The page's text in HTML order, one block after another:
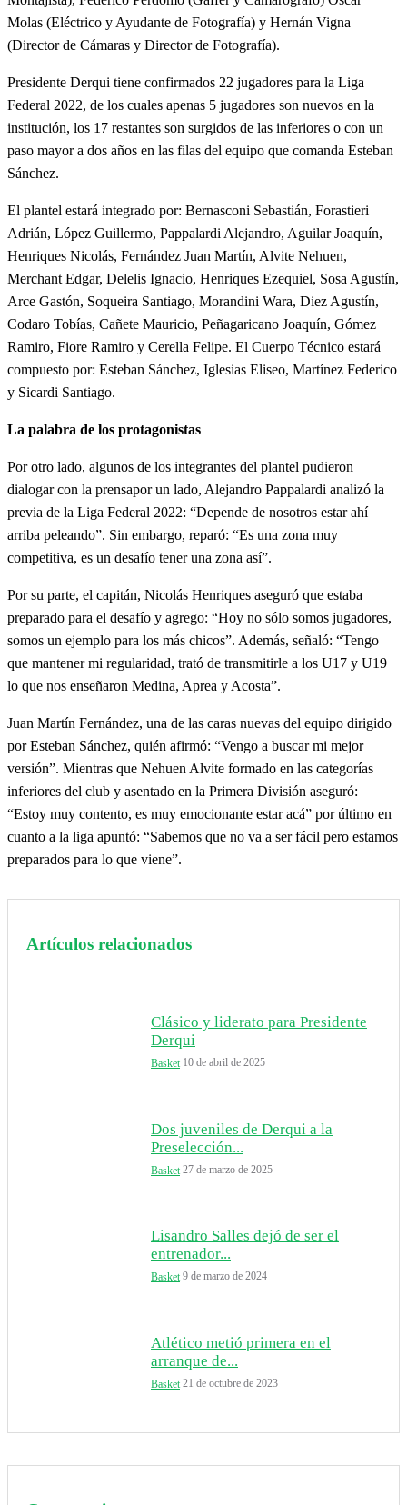
Molas (Eléctrico y Ayudante de Fotografía) y Hernán Vigna
(Director de Cámaras y Director de Fotografía).
Presidente Derqui tiene confirmados 22 jugadores para la Liga
Federal 2022, de los cuales apenas 5 jugadores son nuevos en la
institución, los 17 restantes son surgidos de las inferiores o con un
paso mayor a dos años en las filas del equipo que comanda Esteban
Sánchez.
El plantel estará integrado por: Bernasconi Sebastián, Forastieri
Adrián, López Guillermo, Pappalardi Alejandro, Aguilar Joaquín,
Henriques Nicolás, Fernández Juan Martín, Alvite Nehuen,
Merchant Edgar, Delelis Ignacio, Henriques Ezequiel, Sosa Agustín,
Arce Gastón, Soqueira Santiago, Morandini Wara, Diez Agustín,
Codaro Tobías, Cañete Mauricio, Peñagaricano Joaquín, Gómez
Ramiro, Fiore Ramiro y Cerella Felipe. El Cuerpo Técnico estará
compuesto por: Esteban Sánchez, Iglesias Eliseo, Martínez Federico
y Sicardi Santiago.
La palabra de los protagonistas
Por otro lado, algunos de los integrantes del plantel pudieron
dialogar con la prensapor un lado, Alejandro Pappalardi analizó la
previa de la Liga Federal 2022: “Depende de nosotros estar ahí
arriba peleando”. Sin embargo, reparó: “Es una zona muy
competitiva, es un desafío tener una zona así”.
Por su parte, el capitán, Nicolás Henriques aseguró que estaba
preparado para el desafío y agrego: “Hoy no sólo somos jugadores,
somos un ejemplo para los más chicos”. Además, señaló: “Tengo
que mantener mi regularidad, trató de transmitirle a los U17 y U19
lo que nos enseñaron Medina, Aprea y Acosta”.
Juan Martín Fernández, una de las caras nuevas del equipo dirigido
por Esteban Sánchez, quién afirmó: “Vengo a buscar mi mejor
versión”. Mientras que Nehuen Alvite formado en las categorías
inferiores del club y asentado en la Primera División aseguró:
“Estoy muy contento, es muy emocionante estar acá” por último en
cuanto a la liga apuntó: “Sabemos que no va a ser fácil pero estamos
preparados para lo que viene”.
Artículos relacionados
Clásico y liderato para Presidente
Derqui
Basket 10 de abril de 2025
Dos juveniles de Derqui a la
Preselección...
Basket 27 de marzo de 2025
Lisandro Salles dejó de ser el
entrenador...
Basket 9 de marzo de 2024
Atlético metió primera en el
arranque de...
Basket 21 de octubre de 2023